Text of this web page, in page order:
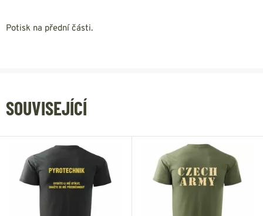
Potisk na přední části.
SOUVISEJÍCÍ